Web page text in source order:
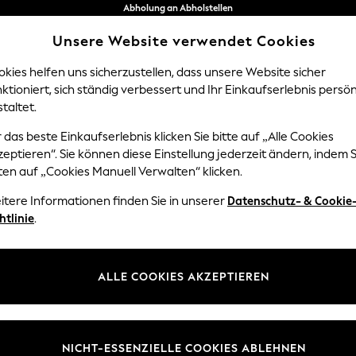
Abholung an Abholstellen
Problemlose Rückgaben*
BABY DAMEN HERREN
EMMA BRIDGEWATER CREAM SIDE
Unsere Website verwendet Cookies
helfen uns sicherzustellen, dass unsere Website sicher
sich ständig verbessert und Ihr Einkaufserlebnis
das beste Einkaufserlebnis klicken Sie bitte auf „Alle Cookies
Sie können diese Einstellung jederzeit ändern, indem
auf „Cookies Manuell Verwalten“ klicken.
Informationen finden Sie in unserer Datenschutz- &
.
ALLE COOKIES AKZEPTIEREN
NICHT-ESSENZIELLE COOKIES ABLEHNEN